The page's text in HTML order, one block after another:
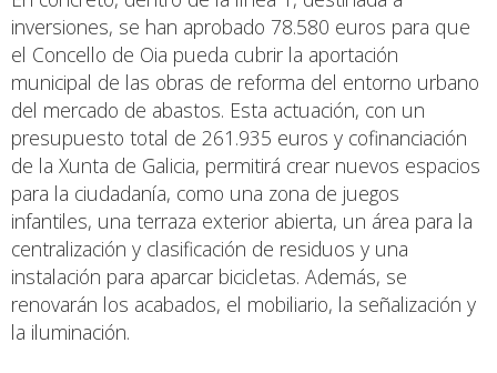
inversiones, se han aprobado 78.580 euros para que
el Concello de Oia pueda cubrir la aportación
municipal de las obras de reforma del entorno urbano
del mercado de abastos. Esta actuación, con un
presupuesto total de 261.935 euros y cofinanciación
de la Xunta de Galicia, permitirá crear nuevos espacios
para la ciudadanía, como una zona de juegos
infantiles, una terraza exterior abierta, un área para la
centralización y clasificación de residuos y una
instalación para aparcar bicicletas. Además, se
renovarán los acabados, el mobiliario, la señalización y
la iluminación.